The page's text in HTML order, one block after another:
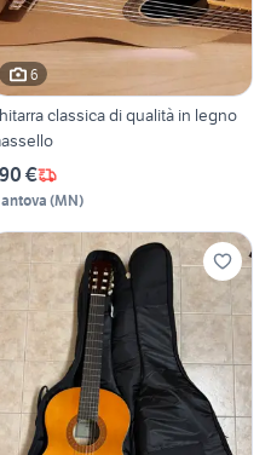
6
classica di qualità in legno
€
(MN)